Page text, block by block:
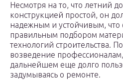
Несмотря на то, что летний
конструкцией простой, он
надежным и устойчивым, что
правильным подбором
технологий строительства.
возведение
дальнейшем еще долго
задумываясь о ремонте.